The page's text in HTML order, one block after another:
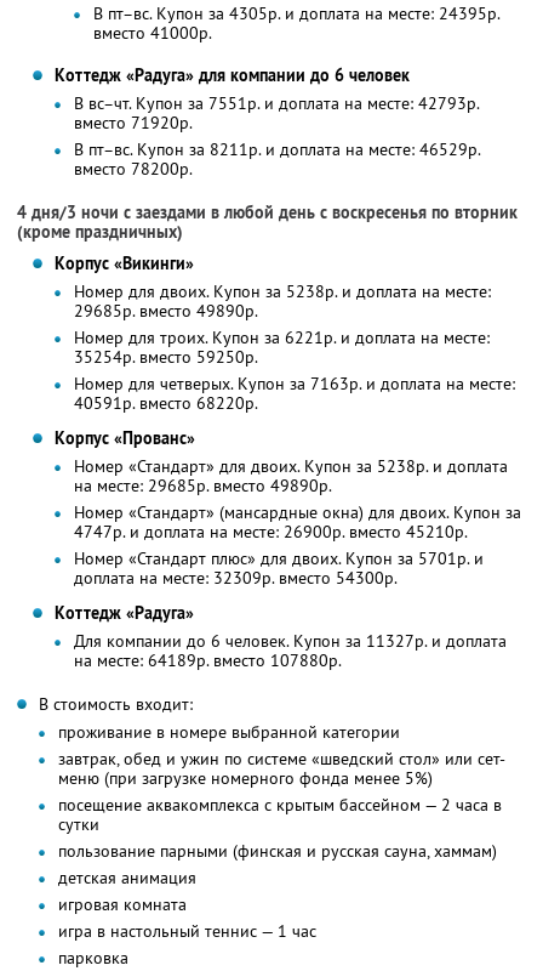
В пт–вс. Купон за 4305р. и доплата на месте: 24395р.
вместо 41000р.
Коттедж «Радуга» для компании до 6 человек
В вс–чт. Купон за 7551р. и доплата на месте: 42793р.
вместо 71920р.
В пт–вс. Купон за 8211р. и доплата на месте: 46529р.
вместо 78200р.
4 дня/3 ночи с заездами в любой день с воскресенья по вторник
(кроме праздничных)
Корпус «Викинги»
Номер для двоих. Купон за 5238р. и доплата на месте:
29685р. вместо 49890р.
Номер для троих. Купон за 6221р. и доплата на месте:
35254р. вместо 59250р.
Номер для четверых. Купон за 7163р. и доплата на месте:
40591р. вместо 68220р.
Корпус «Прованс»
Номер «Стандарт» для двоих. Купон за 5238р. и доплата
на месте: 29685р. вместо 49890р.
Номер «Стандарт» (мансардные окна) для двоих. Купон за
4747р. и доплата на месте: 26900р. вместо 45210р.
Номер «Стандарт плюс» для двоих. Купон за 5701р. и
доплата на месте: 32309р. вместо 54300р.
Коттедж «Радуга»
Для компании до 6 человек. Купон за 11327р. и доплата
на месте: 64189р. вместо 107880р.
В стоимость входит:
проживание в номере выбранной категории
завтрак, обед и ужин по системе «шведский стол» или сет-
меню (при загрузке номерного фонда менее 5%)
посещение аквакомплекса с крытым бассейном — 2 часа в
сутки
пользование парными (финская и русская сауна, хаммам)
детская анимация
игровая комната
игра в настольный теннис — 1 час
парковка